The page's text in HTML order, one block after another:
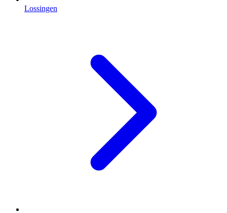
Lossingen